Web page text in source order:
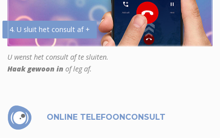
4. U sluit het consult af +
U wenst het consult af te sluiten.
Haak gewoon in of leg af.
ONLINE TELEFOONCONSULT